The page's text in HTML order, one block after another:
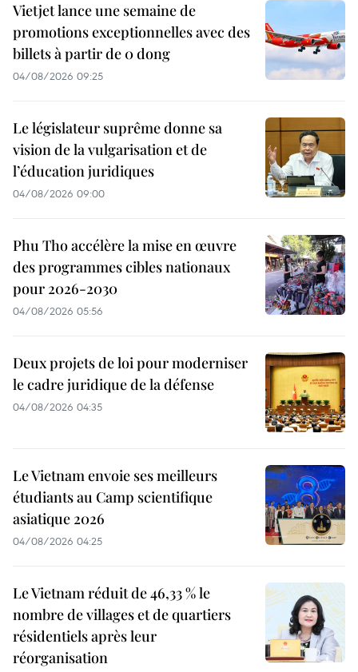
Vietjet lance une semaine de
promotions exceptionnelles avec des
billets à partir de 0 dong
04/08/2026 09:25
Le législateur suprême donne sa
vision de la vulgarisation et de
l’éducation juridiques
04/08/2026 09:00
Phu Tho accélère la mise en œuvre
des programmes cibles nationaux
pour 2026-2030
04/08/2026 05:56
Deux projets de loi pour moderniser
le cadre juridique de la défense
04/08/2026 04:35
Le Vietnam envoie ses meilleurs
étudiants au Camp scientifique
asiatique 2026
04/08/2026 04:25
Le Vietnam réduit de 46,33 % le
nombre de villages et de quartiers
résidentiels après leur
réorganisation